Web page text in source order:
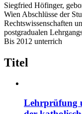
Siegfried Höfinger,
Wien Abschlüsse der
Rechtswissenschaften
postgradualen
Bis 2012 unterrich
Titel
Lehrprüfung